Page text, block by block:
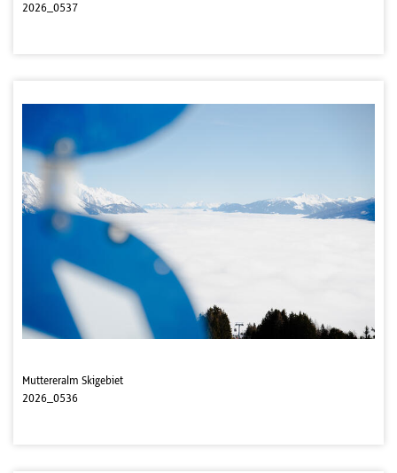
2026_0537
Muttereralm Skigebiet
2026_0536